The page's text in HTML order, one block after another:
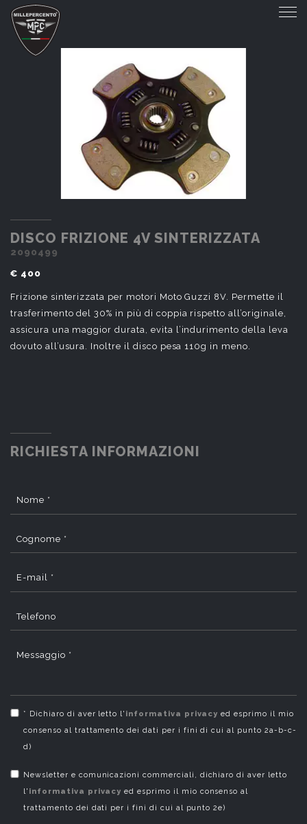
DISCO FRIZIONE 4V SINTERIZZATA
DISCO FRIZIONE 4V SINTERIZZATA
2090499
€ 400
Frizione sinterizzata per motori Moto Guzzi 8V. Permette il
trasferimento del 30% in più di coppia rispetto all’originale,
assicura una maggior durata, evita l’indurimento della leva
dovuto all’usura. Inoltre il disco pesa 110g in meno.
RICHIESTA INFORMAZIONI
Nome *
Cognome *
E-mail *
Telefono
Messaggio *
* Dichiaro di aver letto l' informativa privacy ed esprimo il mio
consenso al trattamento dei dati per i fini di cui al punto 2a-b-c-
d)
Newsletter e comunicazioni commerciali, dichiaro di aver letto
l' informativa privacy ed esprimo il mio consenso al
trattamento dei dati per i fini di cui al punto 2e)